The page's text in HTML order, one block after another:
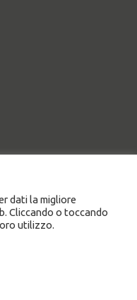
dati la migliore
Cliccando o toccando
utilizzo.